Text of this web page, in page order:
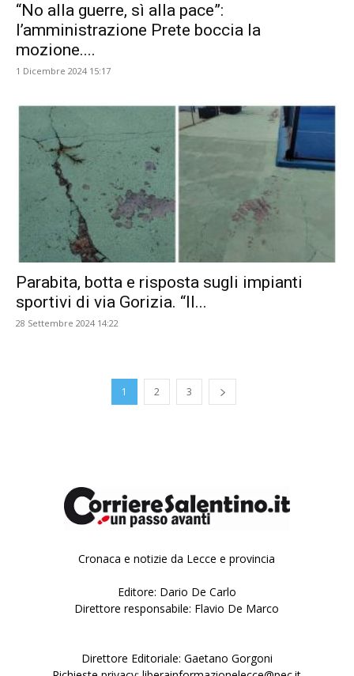
“No alla guerre, sì alla pace”:
l’amministrazione Prete boccia la
mozione....
1 Dicembre 2024 15:17
Parabita, botta e risposta sugli impianti
sportivi di via Gorizia. “Il...
28 Settembre 2024 14:22
1 2 3
Cronaca e notizie da Lecce e provincia
Editore: Dario De Carlo
Direttore responsabile: Flavio De Marco
Direttore Editoriale: Gaetano Gorgoni